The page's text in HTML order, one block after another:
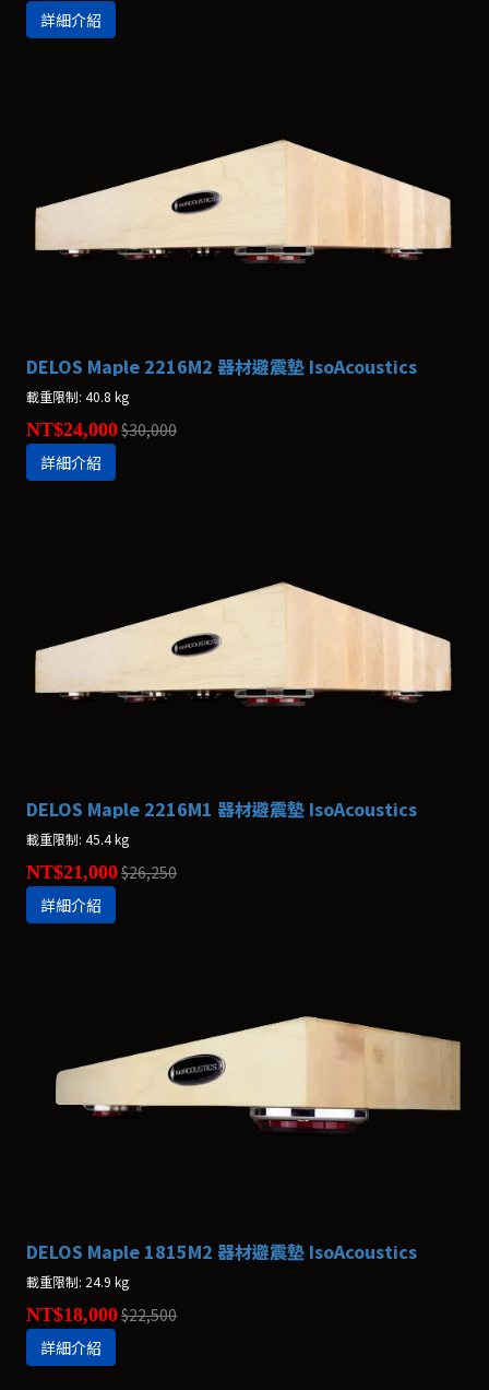
詳細介紹
DELOS Maple 2216M2 器材避震墊 IsoAcoustics
載重限制: 40.8 kg
NT$24,000$30,000
詳細介紹
DELOS Maple 2216M1 器材避震墊 IsoAcoustics
載重限制: 45.4 kg
NT$21,000$26,250
詳細介紹
DELOS Maple 1815M2 器材避震墊 IsoAcoustics
載重限制: 24.9 kg
NT$18,000$22,500
詳細介紹